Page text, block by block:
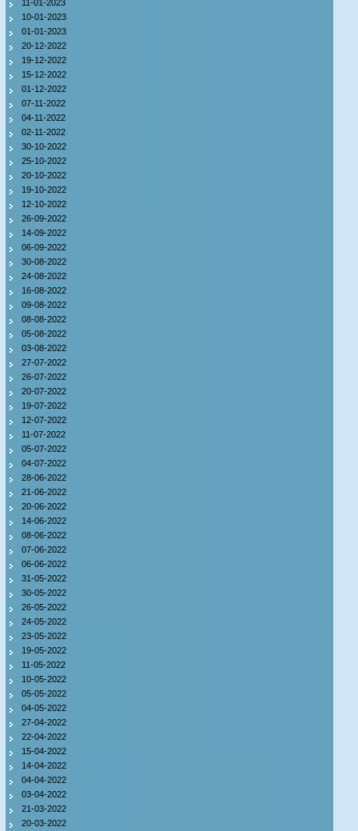
11-01-2023
10-01-2023
01-01-2023
20-12-2022
19-12-2022
15-12-2022
01-12-2022
07-11-2022
04-11-2022
02-11-2022
30-10-2022
25-10-2022
20-10-2022
19-10-2022
12-10-2022
26-09-2022
14-09-2022
06-09-2022
30-08-2022
24-08-2022
16-08-2022
09-08-2022
08-08-2022
05-08-2022
03-08-2022
27-07-2022
26-07-2022
20-07-2022
19-07-2022
12-07-2022
11-07-2022
05-07-2022
04-07-2022
28-06-2022
21-06-2022
20-06-2022
14-06-2022
08-06-2022
07-06-2022
06-06-2022
31-05-2022
30-05-2022
26-05-2022
24-05-2022
23-05-2022
19-05-2022
11-05-2022
10-05-2022
05-05-2022
04-05-2022
27-04-2022
22-04-2022
15-04-2022
14-04-2022
04-04-2022
03-04-2022
21-03-2022
20-03-2022